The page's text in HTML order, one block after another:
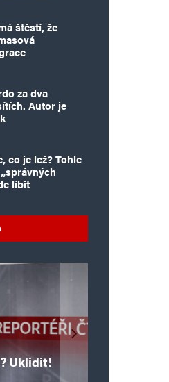
štěstí, že
za dva
Autor je
co je lež? Tohle
líbit
Uklidit!
v EU,
Hamela
v EU,
pádu
Jakl
lžou:
ani
který